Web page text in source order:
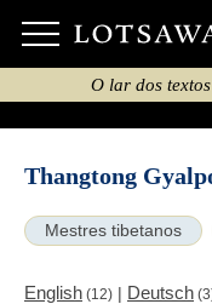
O lar dos
Thangtong
Mestres tibetanos
English (12) | Deutsch